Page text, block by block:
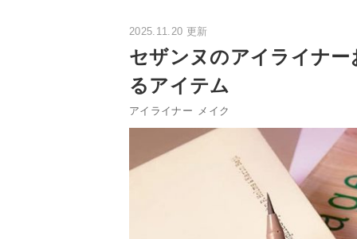
2025.11.20 更新
セザンヌのアイライナ
るアイテム
アイライナー メイク